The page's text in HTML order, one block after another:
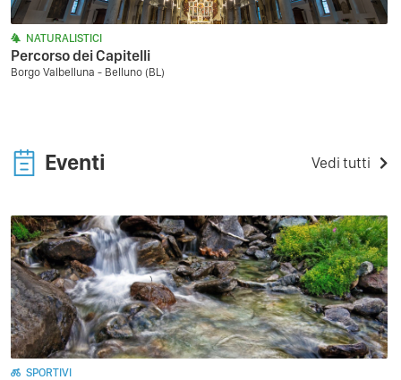
NATURALISTICI
Percorso dei Capitelli
Borgo Valbelluna - Belluno (BL)
Eventi Vedi tutti
SPORTIVI